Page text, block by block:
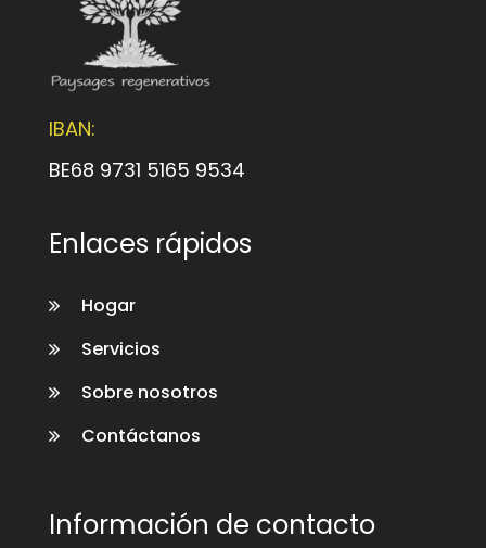
IBAN:
BE68 9731 5165 9534
Enlaces rápidos
Hogar
Servicios
Sobre nosotros
Contáctanos
Información de contacto